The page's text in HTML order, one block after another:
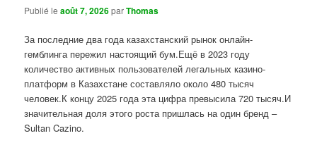
Publié leaoût 7, 2026parThomas
За последние два года казахстанский рынок онлайн-
гемблинга пережил настоящий бум.Ещё в 2023 году
количество активных пользователей легальных казино-
платформ в Казахстане составляло около 480 тысяч
человек.К концу 2025 года эта цифра превысила 720 тысяч.И
значительная доля этого роста пришлась на один бренд –
Sultan Cazino.